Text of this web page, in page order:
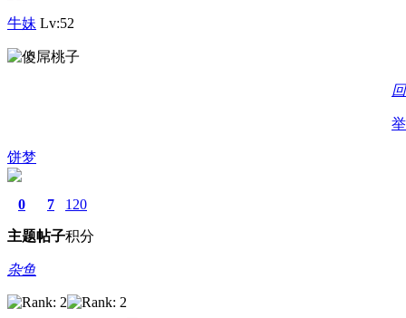
牛妹 Lv:52
饼梦
0
主题
7
帖子
120
积分
杂鱼